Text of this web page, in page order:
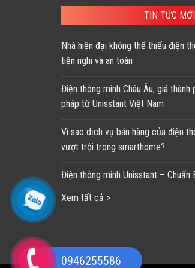
TIN TỨC MỚI
Nhà hiện đại không thể thiếu điện
tiện nghi và an toàn
Điện thông minh Châu Âu, giá thành
pháp từ Unisstant Việt Nam
Vì sao dịch vụ bán hàng của điện
vượt trội trong smarthome?
Điện thông minh Unisstant – Chuẩn
Xem tất cả >
0946255586